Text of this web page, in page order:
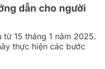
dẫn cho người
15 tháng 1 năm 2025.
thực hiện các bước